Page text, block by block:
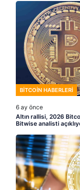
BITCOIN HABERLERI
6 ay önce
Altın rallisi, 2026
Bitwise analisti